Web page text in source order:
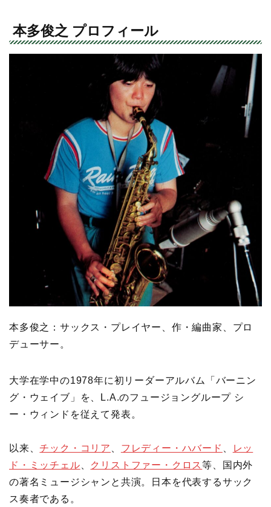
本多俊之 プロフィール
本多俊之：サックス・プレイヤー、作・編曲家、プロ
デューサー。
大学在学中の1978年に初リーダーアルバム「バーニン
グ・ウェイブ」を、L.A.のフュージョングループ シ
ー・ウィンドを従えて発表。
以来、チック・コリア フレディー・ハバード
レッ
ド・ミッチェル
クリストファー・クロス等、国内外
の著名ミュージシャンと共演。日本を代表するサック
ス奏者である。